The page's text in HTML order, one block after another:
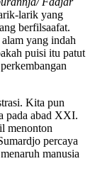
larik yang
berfilsaafat.
yang indah
puisi itu patut
Kita pun
pada abad XXI.
menonton
percaya
manusia